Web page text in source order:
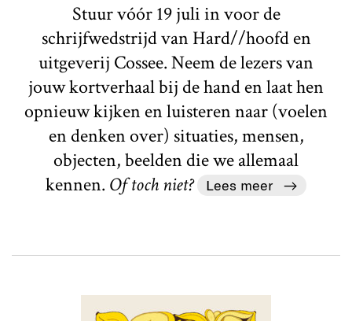
Stuur vóór 19 juli in voor de
schrijfwedstrijd van Hard//hoofd en
uitgeverij Cossee. Neem de lezers van
jouw kortverhaal bij de hand en laat hen
opnieuw kijken en luisteren naar (voelen
en denken over) situaties, mensen,
objecten, beelden die we allemaal
kennen. Of toch niet? Lees meer